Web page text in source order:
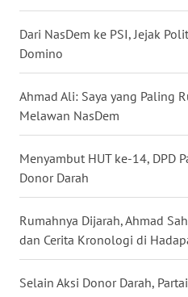
Dari NasDem ke PSI, Jejak
Domino
Ahmad Ali: Saya yang Paling
Melawan NasDem
Menyambut HUT ke-14, DPD
Donor Darah
Rumahnya Dijarah, Ahmad
dan Cerita Kronologi di
Selain Aksi Donor Darah,
SELATAN
WN
TANJUNG
WN